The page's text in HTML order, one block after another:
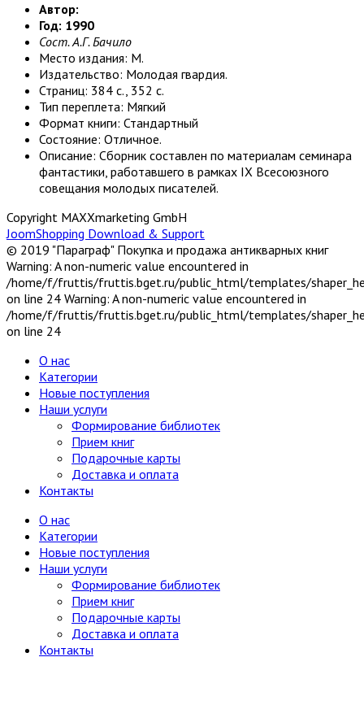
Автор:
Год: 1990
Сост. А.Г. Бачило
Место издания: М.
Издательство: Молодая гвардия.
Страниц: 384 с., 352 с.
Тип переплета: Мягкий
Формат книги: Стандартный
Состояние: Отличное.
Описание: Сборник составлен по материалам семинара
фантастики, работавшего в рамках IX Всесоюзного
совещания молодых писателей.
Copyright MAXXmarketing GmbH
JoomShopping Download & Support
© 2019 "Параграф" Покупка и продажа антикварных книг
Warning: A non-numeric value encountered in
/home/f/fruttis/fruttis.bget.ru/public_html/templates/
on line 24 Warning: A non-numeric value encountered in
/home/f/fruttis/fruttis.bget.ru/public_html/templates/
on line 24
О нас
Категории
Новые поступления
Наши услуги
Формирование библиотек
Прием книг
Подарочные карты
Доставка и оплата
Контакты
О нас
Категории
Новые поступления
Наши услуги
Формирование библиотек
Прием книг
Подарочные карты
Доставка и оплата
Контакты